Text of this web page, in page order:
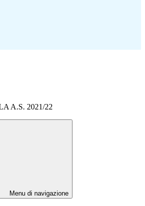
A.S. 2021/22
Menu di navigazione